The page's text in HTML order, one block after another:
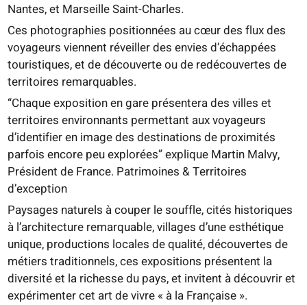
Nantes, et Marseille Saint-Charles.
Ces photographies positionnées au cœur des flux des
voyageurs viennent réveiller des envies d’échappées
touristiques, et de découverte ou de redécouvertes de
territoires remarquables.
“Chaque exposition en gare présentera des villes et
territoires environnants permettant aux voyageurs
d’identifier en image des destinations de proximités
parfois encore peu explorées” explique Martin Malvy,
Président de France. Patrimoines & Territoires
d’exception
Paysages naturels à couper le souffle, cités historiques
à l’architecture remarquable, villages d’une esthétique
unique, productions locales de qualité, découvertes de
métiers traditionnels, ces expositions présentent la
diversité et la richesse du pays, et invitent à découvrir et
expérimenter cet art de vivre « à la Française ».